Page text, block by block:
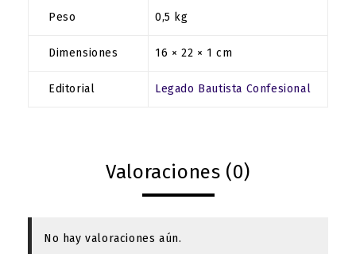
Peso 0,5 kg
Dimensiones 16 × 22 × 1 cm
Editorial Legado Bautista Confesional
Valoraciones (0)
No hay valoraciones aún.